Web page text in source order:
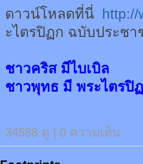
ดาวน์โหลดที่นี่ http://
ะไตรปิฏก ฉบับประชา
ชาวคริส มีไบเบิล
ชาวพุทธ มี พระไตรปิ
34588 ดู | 0 ความเห็น